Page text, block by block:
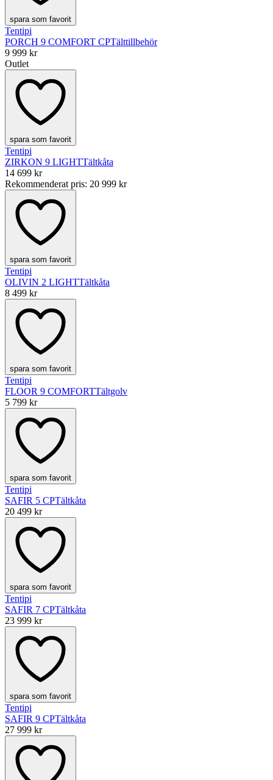
spara som favorit
Tentipi
PORCH 9 COMFORT CPTälttillbehör
9 999 kr
Outlet
spara som favorit
Tentipi
ZIRKON 9 LIGHTTältkåta
14 699 kr
Rekommenderat pris: 20 999 kr
spara som favorit
Tentipi
OLIVIN 2 LIGHTTältkåta
8 499 kr
spara som favorit
Tentipi
FLOOR 9 COMFORTTältgolv
5 799 kr
spara som favorit
Tentipi
SAFIR 5 CPTältkåta
20 499 kr
spara som favorit
Tentipi
SAFIR 7 CPTältkåta
23 999 kr
spara som favorit
Tentipi
SAFIR 9 CPTältkåta
27 999 kr